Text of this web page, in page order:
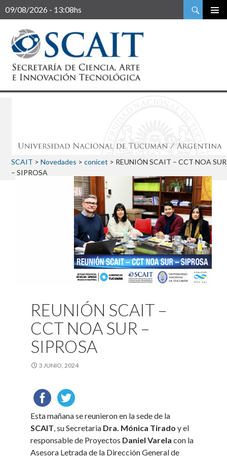
09/08/2026 - 13:08hs
Buscar
SCAIT > Novedades > conicet > REUNIÓN SCAIT – CCT NOA SUR
– SIPROSA
REUNIÓN SCAIT –
CCT NOA SUR –
SIPROSA
3 JUNIO, 2024
Esta mañana se reunieron en la sede de la
SCAIT, su Secretaria Dra. Mónica Tirado y el
responsable de Proyectos Daniel Varela con la
Asesora Letrada de la Dirección General de